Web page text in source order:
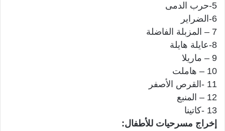
5-حرب الدمى
6-الضراير
7 – المزبلة الفاضلة
8-عايلة هايلة
9 – ماريلا
10 – هاملت
11 -القرص الأصفر
12 – المنبع
13 -كاتينا
إخراج مسرحيات للأطفال: